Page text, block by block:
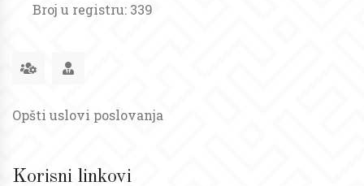
Broj u registru: 339
Opšti uslovi poslovanja
Korisni linkovi